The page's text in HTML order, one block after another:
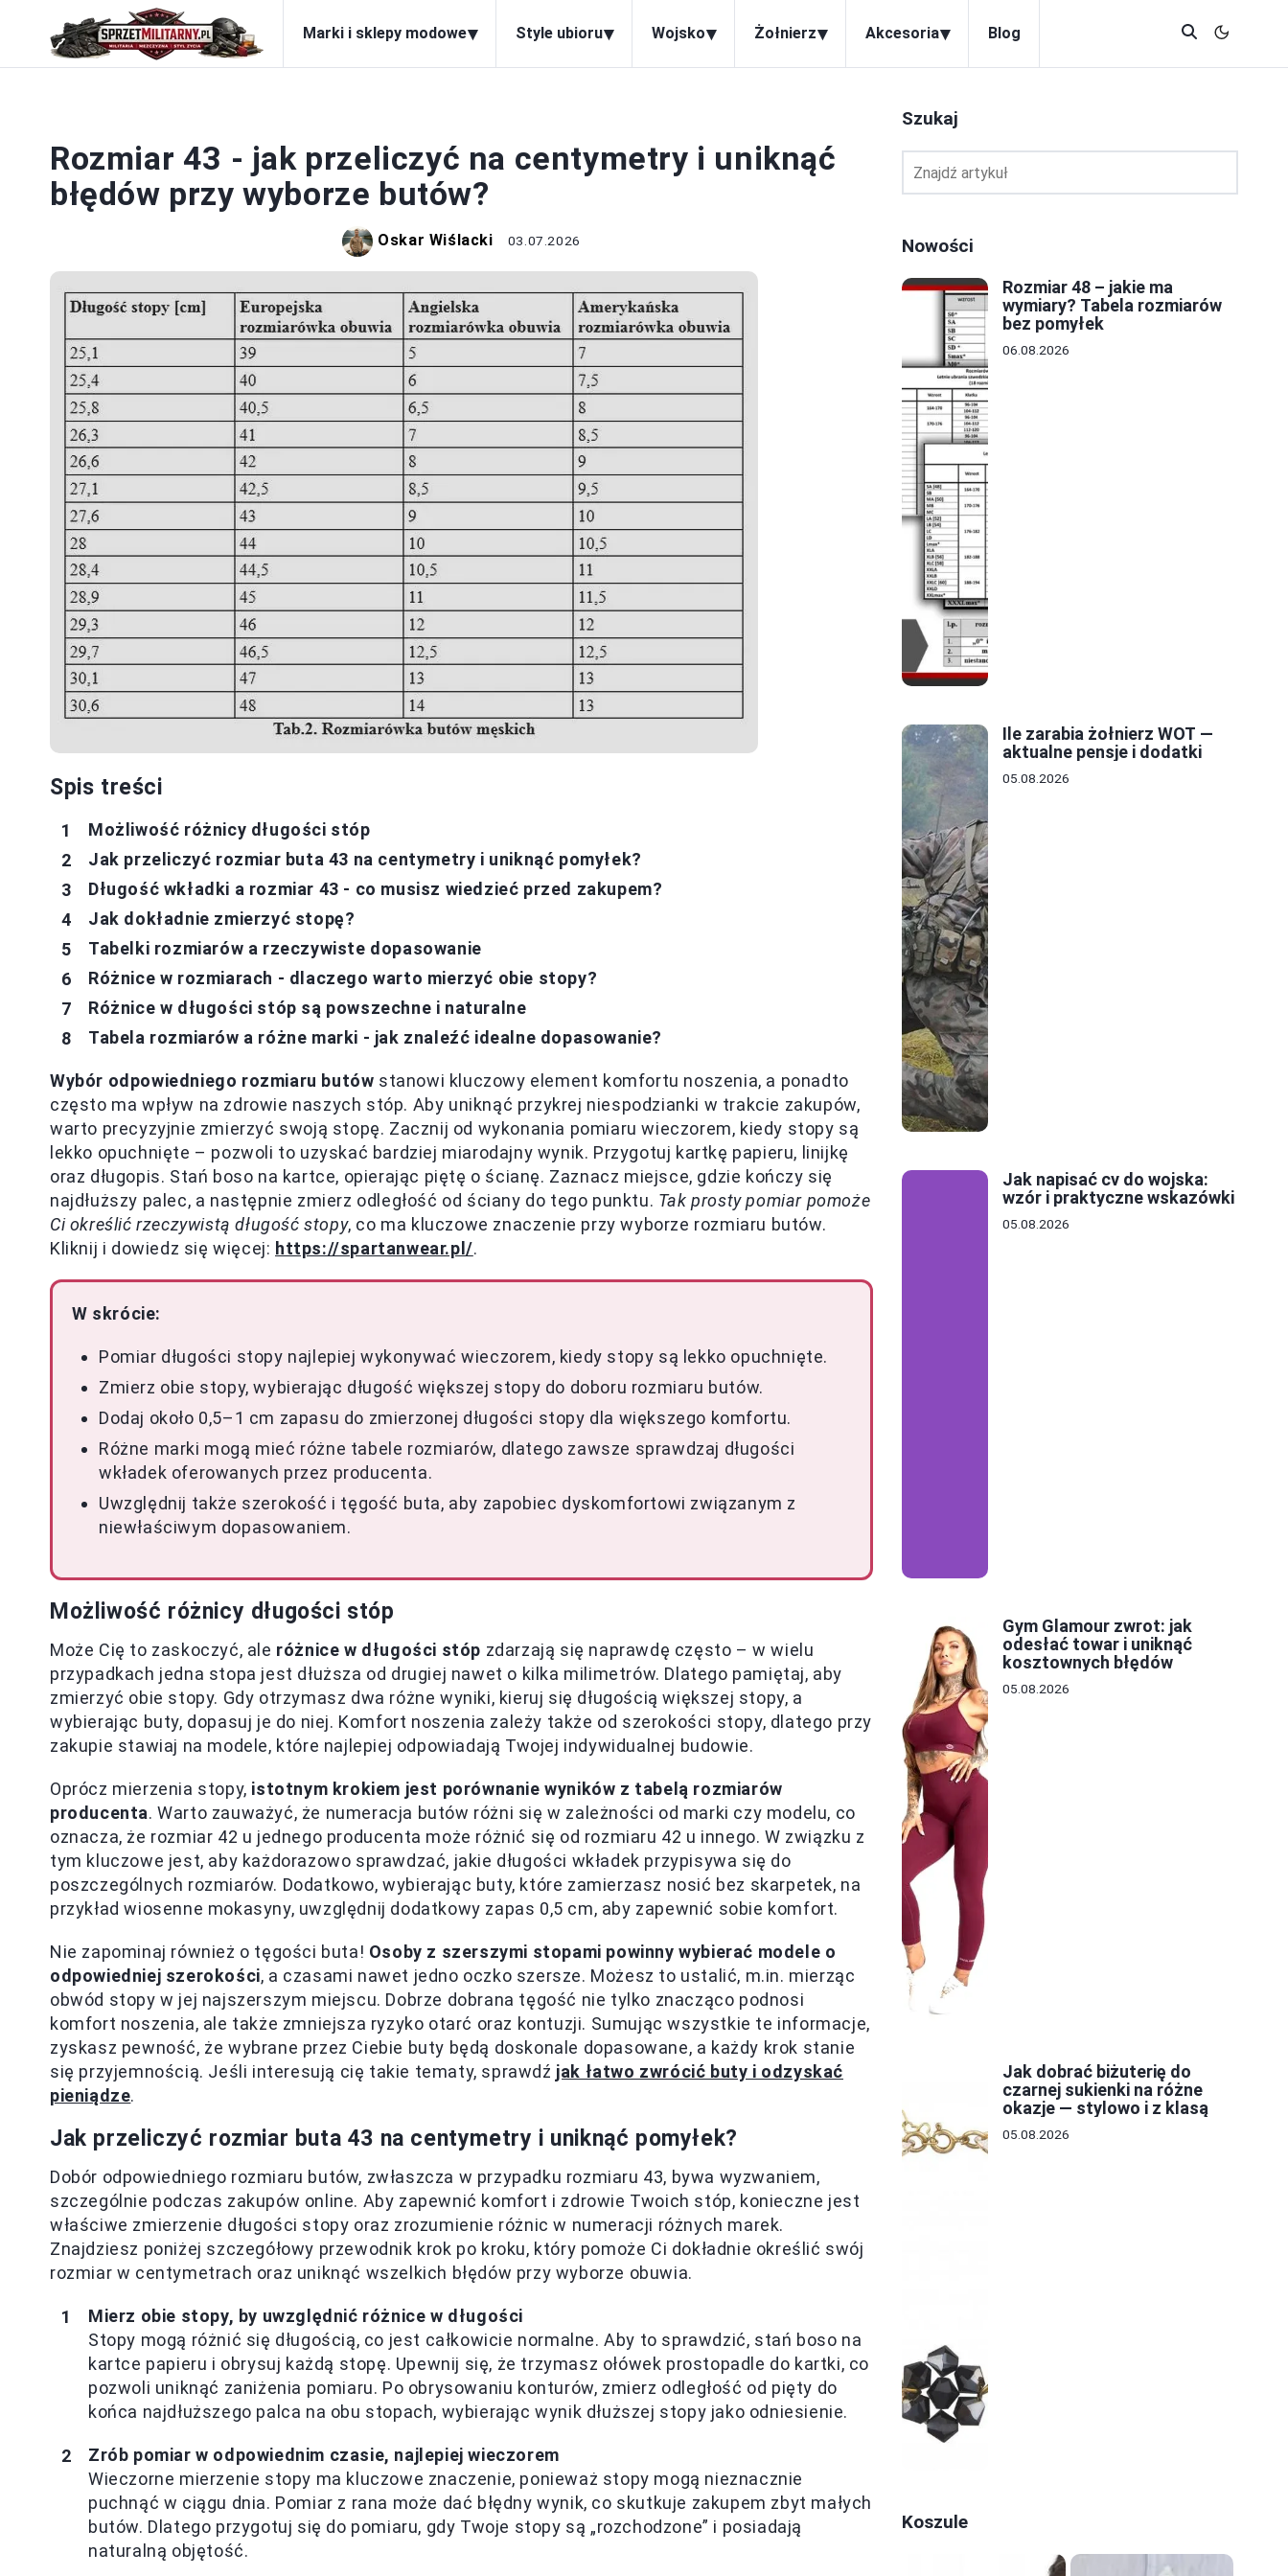
Marki i sklepy modowe▾ Style ubioru▾ Wojsko▾ Żołnierz▾ Akcesoria▾ Blog
Rozmiar 43 - jak przeliczyć na centymetry i uniknąć
błędów przy wyborze butów?
Oskar Wiślacki 03.07.2026
Spis treści
Możliwość różnicy długości stóp
Jak przeliczyć rozmiar buta 43 na centymetry i uniknąć pomyłek?
Długość wkładki a rozmiar 43 - co musisz wiedzieć przed zakupem?
Jak dokładnie zmierzyć stopę?
Tabelki rozmiarów a rzeczywiste dopasowanie
Różnice w rozmiarach - dlaczego warto mierzyć obie stopy?
Różnice w długości stóp są powszechne i naturalne
Tabela rozmiarów a różne marki - jak znaleźć idealne dopasowanie?
Wybór odpowiedniego rozmiaru butów stanowi kluczowy element komfortu noszenia, a ponadto
często ma wpływ na zdrowie naszych stóp. Aby uniknąć przykrej niespodzianki w trakcie zakupów,
warto precyzyjnie zmierzyć swoją stopę. Zacznij od wykonania pomiaru wieczorem, kiedy stopy są
lekko opuchnięte – pozwoli to uzyskać bardziej miarodajny wynik. Przygotuj kartkę papieru, linijkę
oraz długopis. Stań boso na kartce, opierając piętę o ścianę. Zaznacz miejsce, gdzie kończy się
najdłuższy palec, a następnie zmierz odległość od ściany do tego punktu. Tak prosty pomiar pomoże
Ci określić rzeczywistą długość stopy, co ma kluczowe znaczenie przy wyborze rozmiaru butów.
Kliknij i dowiedz się więcej: https://spartanwear.pl/.
W skrócie:
Pomiar długości stopy najlepiej wykonywać wieczorem, kiedy stopy są lekko opuchnięte.
Zmierz obie stopy, wybierając długość większej stopy do doboru rozmiaru butów.
Dodaj około 0,5–1 cm zapasu do zmierzonej długości stopy dla większego komfortu.
Różne marki mogą mieć różne tabele rozmiarów, dlatego zawsze sprawdzaj długości
wkładek oferowanych przez producenta.
Uwzględnij także szerokość i tęgość buta, aby zapobiec dyskomfortowi związanym z
niewłaściwym dopasowaniem.
Możliwość różnicy długości stóp
Może Cię to zaskoczyć, ale różnice w długości stóp zdarzają się naprawdę często – w wielu
przypadkach jedna stopa jest dłuższa od drugiej nawet o kilka milimetrów. Dlatego pamiętaj, aby
zmierzyć obie stopy. Gdy otrzymasz dwa różne wyniki, kieruj się długością większej stopy, a
wybierając buty, dopasuj je do niej. Komfort noszenia zależy także od szerokości stopy, dlatego przy
zakupie stawiaj na modele, które najlepiej odpowiadają Twojej indywidualnej budowie.
Oprócz mierzenia stopy, istotnym krokiem jest porównanie wyników z tabelą rozmiarów
producenta. Warto zauważyć, że numeracja butów różni się w zależności od marki czy modelu, co
oznacza, że rozmiar 42 u jednego producenta może różnić się od rozmiaru 42 u innego. W związku z
tym kluczowe jest, aby każdorazowo sprawdzać, jakie długości wkładek przypisywa się do
poszczególnych rozmiarów. Dodatkowo, wybierając buty, które zamierzasz nosić bez skarpetek, na
przykład wiosenne mokasyny, uwzględnij dodatkowy zapas 0,5 cm, aby zapewnić sobie komfort.
Nie zapominaj również o tęgości buta! Osoby z szerszymi stopami powinny wybierać modele o
odpowiedniej szerokości, a czasami nawet jedno oczko szersze. Możesz to ustalić, m.in. mierząc
obwód stopy w jej najszerszym miejscu. Dobrze dobrana tęgość nie tylko znacząco podnosi
komfort noszenia, ale także zmniejsza ryzyko otarć oraz kontuzji. Sumując wszystkie te informacje,
zyskasz pewność, że wybrane przez Ciebie buty będą doskonale dopasowane, a każdy krok stanie
się przyjemnością. Jeśli interesują cię takie tematy, sprawdź jak łatwo zwrócić buty i odzyskać
pieniądze.
Jak przeliczyć rozmiar buta 43 na centymetry i uniknąć pomyłek?
Dobór odpowiedniego rozmiaru butów, zwłaszcza w przypadku rozmiaru 43, bywa wyzwaniem,
szczególnie podczas zakupów online. Aby zapewnić komfort i zdrowie Twoich stóp, konieczne jest
właściwe zmierzenie długości stopy oraz zrozumienie różnic w numeracji różnych marek.
Znajdziesz poniżej szczegółowy przewodnik krok po kroku, który pomoże Ci dokładnie określić swój
rozmiar w centymetrach oraz uniknąć wszelkich błędów przy wyborze obuwia.
Mierz obie stopy, by uwzględnić różnice w długości
Stopy mogą różnić się długością, co jest całkowicie normalne. Aby to sprawdzić, stań boso na
kartce papieru i obrysuj każdą stopę. Upewnij się, że trzymasz ołówek prostopadle do kartki, co
pozwoli uniknąć zaniżenia pomiaru. Po obrysowaniu konturów, zmierz odległość od pięty do
końca najdłuższego palca na obu stopach, wybierając wynik dłuższej stopy jako odniesienie.
Zrób pomiar w odpowiednim czasie, najlepiej wieczorem
Wieczorne mierzenie stopy ma kluczowe znaczenie, ponieważ stopy mogą nieznacznie
puchnąć w ciągu dnia. Pomiar z rana może dać błędny wynik, co skutkuje zakupem zbyt małych
butów. Dlatego przygotuj się do pomiaru, gdy Twoje stopy są „rozchodzone” i posiadają
naturalną objętość.
Szukaj
Nowości
Rozmiar 48 – jakie ma
wymiary? Tabela rozmiarów
bez pomyłek
06.08.2026
Ile zarabia żołnierz WOT —
aktualne pensje i dodatki
05.08.2026
Jak napisać cv do wojska:
wzór i praktyczne wskazówki
05.08.2026
Gym Glamour zwrot: jak
odesłać towar i uniknąć
kosztownych błędów
05.08.2026
Jak dobrać biżuterię do
czarnej sukienki na różne
okazje — stylowo i z klasą
05.08.2026
Koszule